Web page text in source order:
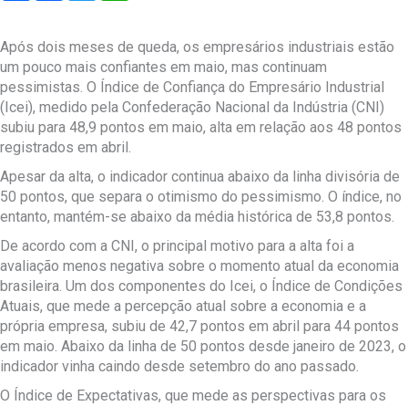
Após dois meses de queda, os empresários industriais estão
um pouco mais confiantes em maio, mas continuam
pessimistas. O Índice de Confiança do Empresário Industrial
(Icei), medido pela Confederação Nacional da Indústria (CNI)
subiu para 48,9 pontos em maio, alta em relação aos 48 pontos
registrados em abril.
Apesar da alta, o indicador continua abaixo da linha divisória de
50 pontos, que separa o otimismo do pessimismo. O índice, no
entanto, mantém-se abaixo da média histórica de 53,8 pontos.
De acordo com a CNI, o principal motivo para a alta foi a
avaliação menos negativa sobre o momento atual da economia
brasileira. Um dos componentes do Icei, o Índice de Condições
Atuais, que mede a percepção atual sobre a economia e a
própria empresa, subiu de 42,7 pontos em abril para 44 pontos
em maio. Abaixo da linha de 50 pontos desde janeiro de 2023, o
indicador vinha caindo desde setembro do ano passado.
O Índice de Expectativas, que mede as perspectivas para os